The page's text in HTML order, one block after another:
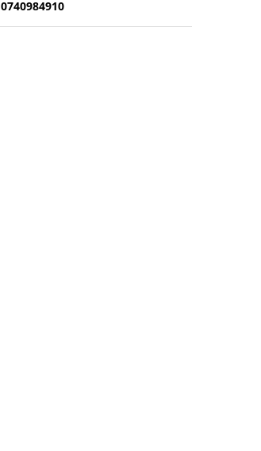
0740984910